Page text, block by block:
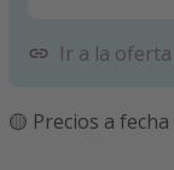
Ir a la oferta
🟡 Precios a